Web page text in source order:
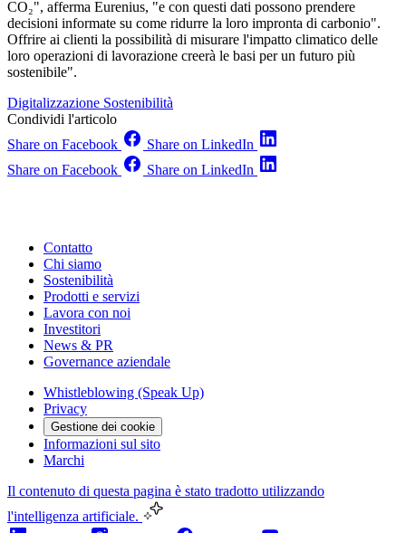
CO₂", afferma Eurenius, "e con questi dati possono prendere
decisioni informate su come ridurre la loro impronta di carbonio".
Offrire ai clienti la possibilità di misurare l'impatto climatico delle
loro operazioni di lavorazione creerà le basi per un futuro più
sostenibile".
Digitalizzazione Sostenibilità
Condividi l'articolo
Share on Facebook
Share on LinkedIn
Share on Facebook
Share on LinkedIn
Contatto
Chi siamo
Sostenibilità
Prodotti e servizi
Lavora con noi
Investitori
News & PR
Governance aziendale
Whistleblowing (Speak Up)
Privacy
Gestione dei cookie
Informazioni sul sito
Marchi
Il contenuto di questa pagina è stato tradotto utilizzando
l'intelligenza artificiale.